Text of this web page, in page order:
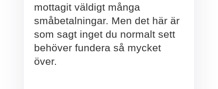
mottagit väldigt många
småbetalningar. Men det här är
som sagt inget du normalt sett
behöver fundera så mycket
över.